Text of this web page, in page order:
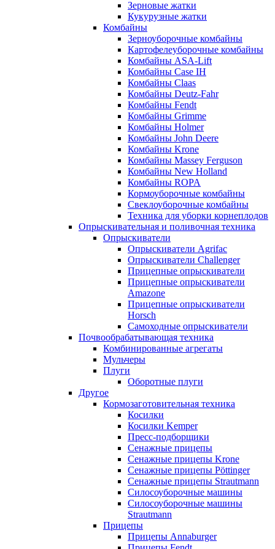
Зерновые жатки
Кукурузные жатки
Комбайны
Зерноуборочные комбайны
Картофелеуборочные комбайны
Комбайны ASA-Lift
Комбайны Case IH
Комбайны Claas
Комбайны Deutz-Fahr
Комбайны Fendt
Комбайны Grimme
Комбайны Holmer
Комбайны John Deere
Комбайны Krone
Комбайны Massey Ferguson
Комбайны New Holland
Комбайны ROPA
Кормоуборочные комбайны
Свеклоуборочные комбайны
Техника для уборки корнеплодов
Опрыскивательная и поливочная техника
Опрыскиватели
Опрыскиватели Agrifac
Опрыскиватели Challenger
Прицепные опрыскиватели
Прицепные опрыскиватели
Amazone
Прицепные опрыскиватели
Horsch
Самоходные опрыскиватели
Почвообрабатывающая техника
Комбинированные агрегаты
Мульчеры
Плуги
Оборотные плуги
Другое
Кормозаготовительная техника
Косилки
Косилки Kemper
Пресс-подборщики
Сенажные прицепы
Сенажные прицепы Krone
Сенажные прицепы Pöttinger
Сенажные прицепы Strautmann
Силосоуборочные машины
Силосоуборочные машины
Strautmann
Прицепы
Прицепы Annaburger